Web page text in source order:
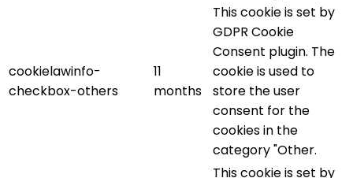
cookielawinfo-
checkbox-others
11
months
This cookie is set by
GDPR Cookie
Consent plugin. The
cookie is used to
store the user
consent for the
cookies in the
category "Other.
This cookie is set by